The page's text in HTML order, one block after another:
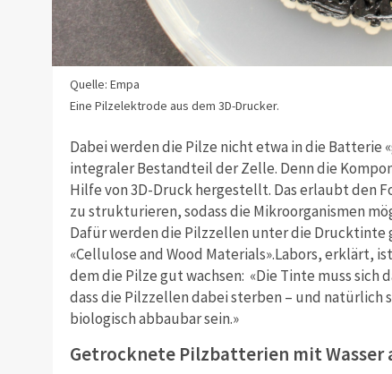
Quelle: Empa
Eine Pilzelektrode aus dem 3D-Drucker.
Dabei werden die Pilze nicht etwa in die Batterie
integraler Bestandteil der Zelle. Denn die
Hilfe von 3D-Druck hergestellt. Das erlaubt den
zu strukturieren, sodass die Mikroorganismen
Dafür werden die Pilzzellen unter die Drucktinte
«Cellulose and Wood Materials».Labors, erklärt,
dem die Pilze gut wachsen: «Die Tinte muss sich
dass die Pilzzellen dabei sterben – und
biologisch abbaubar sein.»
Getrocknete Pilzbatterien mit Wasser